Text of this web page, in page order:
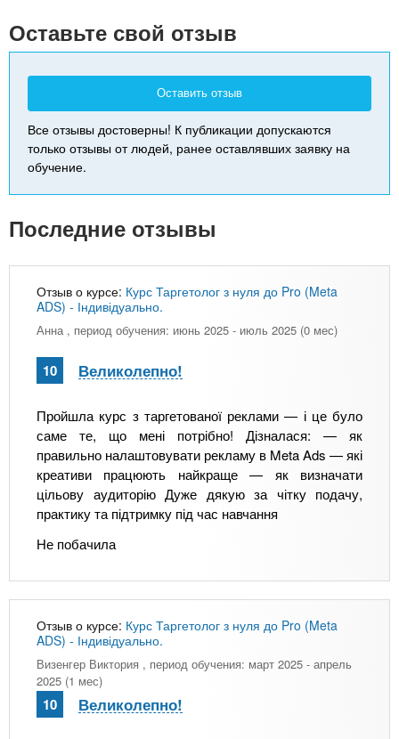
Оставьте свой отзыв
Оставить отзыв
Все отзывы достоверны! К публикации допускаются
только отзывы от людей, ранее оставлявших заявку на
обучение.
Последние отзывы
Отзыв о курсе: Курс Таргетолог з нуля до Pro (Meta
ADS) - Індивідуально.
Анна, период обучения: июнь 2025 - июль 2025 (0 мес)
Пройшла курс з таргетованої реклами — і це було
саме те, що мені потрібно! Дізналася: — як
правильно налаштовувати рекламу в Meta Ads — які
креативи працюють найкраще — як визначати
цільову аудиторію Дуже дякую за чітку подачу,
практику та підтримку під час навчання
Не побачила
10 Великолепно!
Отзыв о курсе: Курс Таргетолог з нуля до Pro (Meta
ADS) - Індивідуально.
Визенгер Виктория , период обучения: март 2025 - апрель
2025 (1 мес)
10 Великолепно!